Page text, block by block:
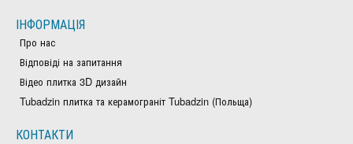
ІНФОРМАЦІЯ
Про нас
Відповіді на запитання
Відео плитка 3D дизайн
Tubadzin плитка та керамограніт Tubadzin (Польща)
КОНТАКТИ